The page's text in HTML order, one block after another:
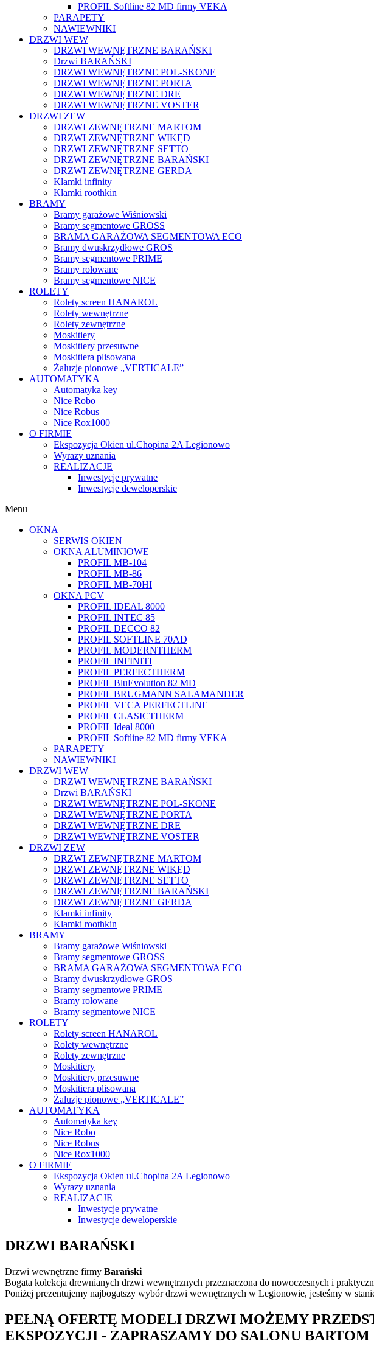
PROFIL Softline 82 MD firmy VEKA
PARAPETY
NAWIEWNIKI
DRZWI WEW
DRZWI WEWNĘTRZNE BARAŃSKI
Drzwi BARAŃSKI
DRZWI WEWNĘTRZNE POL-SKONE
DRZWI WEWNĘTRZNE PORTA
DRZWI WEWNĘTRZNE DRE
DRZWI WEWNĘTRZNE VOSTER
DRZWI ZEW
DRZWI ZEWNĘTRZNE MARTOM
DRZWI ZEWNĘTRZNE WIKĘD
DRZWI ZEWNĘTRZNE SETTO
DRZWI ZEWNĘTRZNE BARAŃSKI
DRZWI ZEWNĘTRZNE GERDA
Klamki infinity
Klamki roothkin
BRAMY
Bramy garażowe Wiśniowski
Bramy segmentowe GROSS
BRAMA GARAŻOWA SEGMENTOWA ECO
Bramy dwuskrzydłowe GROS
Bramy segmentowe PRIME
Bramy rolowane
Bramy segmentowe NICE
ROLETY
Rolety screen HANAROL
Rolety wewnętrzne
Rolety zewnętrzne
Moskitiery
Moskitiery przesuwne
Moskitiera plisowana
Żaluzje pionowe „VERTICALE”
AUTOMATYKA
Automatyka key
Nice Robo
Nice Robus
Nice Rox1000
O FIRMIE
Ekspozycja Okien ul.Chopina 2A Legionowo
Wyrazy uznania
REALIZACJE
Inwestycje prywatne
Inwestycje deweloperskie
Menu
OKNA
SERWIS OKIEN
OKNA ALUMINIOWE
PROFIL MB-104
PROFIL MB-86
PROFIL MB-70HI
OKNA PCV
PROFIL IDEAL 8000
PROFIL INTEC 85
PROFIL DECCO 82
PROFIL SOFTLINE 70AD
PROFIL MODERNTHERM
PROFIL INFINITI
PROFIL PERFECTHERM
PROFIL BluEvolution 82 MD
PROFIL BRUGMANN SALAMANDER
PROFIL VECA PERFECTLINE
PROFIL CLASICTHERM
PROFIL Ideal 8000
PROFIL Softline 82 MD firmy VEKA
PARAPETY
NAWIEWNIKI
DRZWI WEW
DRZWI WEWNĘTRZNE BARAŃSKI
Drzwi BARAŃSKI
DRZWI WEWNĘTRZNE POL-SKONE
DRZWI WEWNĘTRZNE PORTA
DRZWI WEWNĘTRZNE DRE
DRZWI WEWNĘTRZNE VOSTER
DRZWI ZEW
DRZWI ZEWNĘTRZNE MARTOM
DRZWI ZEWNĘTRZNE WIKĘD
DRZWI ZEWNĘTRZNE SETTO
DRZWI ZEWNĘTRZNE BARAŃSKI
DRZWI ZEWNĘTRZNE GERDA
Klamki infinity
Klamki roothkin
BRAMY
Bramy garażowe Wiśniowski
Bramy segmentowe GROSS
BRAMA GARAŻOWA SEGMENTOWA ECO
Bramy dwuskrzydłowe GROS
Bramy segmentowe PRIME
Bramy rolowane
Bramy segmentowe NICE
ROLETY
Rolety screen HANAROL
Rolety wewnętrzne
Rolety zewnętrzne
Moskitiery
Moskitiery przesuwne
Moskitiera plisowana
Żaluzje pionowe „VERTICALE”
AUTOMATYKA
Automatyka key
Nice Robo
Nice Robus
Nice Rox1000
O FIRMIE
Ekspozycja Okien ul.Chopina 2A Legionowo
Wyrazy uznania
REALIZACJE
Inwestycje prywatne
Inwestycje deweloperskie
DRZWI BARAŃSKI
Drzwi wewnętrzne firmy Barański
Bogata kolekcja drewnianych drzwi wewnętrznych przeznaczona do nowoczesnych i
Poniżej prezentujemy najbogatszy wybór drzwi wewnętrznych w Legionowie, jesteśmy w
PEŁNĄ OFERTĘ MODELI DRZWI MOŻEMY
EKSPOZYCJI - ZAPRASZAMY DO SALONU